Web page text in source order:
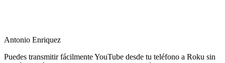
Antonio Enriquez
Puedes transmitir fácilmente YouTube desde tu teléfono a Roku sin